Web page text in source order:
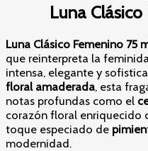
Luna
Luna Clásico Femenino 75
que reinterpreta la
intensa, elegante y
floral amaderada, esta
notas profundas como el
corazón floral enriquecido
toque especiado de
modernidad.